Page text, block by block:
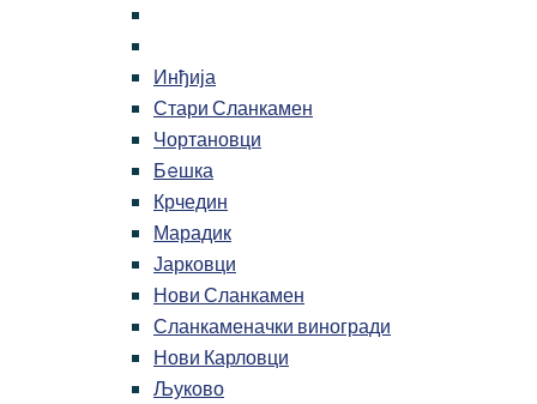
Инђија
Стари Сланкамен
Чортановци
Бeшка
Крчедин
Марадик
Јарковци
Нови Сланкамен
Сланкаменачки виногради
Нови Карловци
Љуково